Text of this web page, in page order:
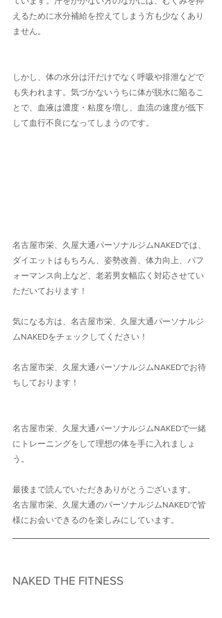
えるために水分補給を控えてしまう方も少なくあり
ません。
しかし、体の水分は汗だけでなく呼吸や排泄などで
も失われます。気づかないうちに体が脱水に陥るこ
とで、血液は濃度・粘度を増し、血流の速度が低下
して血行不良になってしまうのです。
名古屋市栄、久屋大通パーソナルジムNAKEDでは、
ダイエットはもちろん、姿勢改善、体力向上、パフ
ォーマンス向上など、老若男女幅広く対応させてい
ただいております！
気になる方は、名古屋市栄、久屋大通パーソナルジ
ムNAKEDをチェックしてください！
名古屋市栄、久屋大通パーソナルジムNAKEDでお待
ちしております！
名古屋市栄、久屋大通パーソナルジムNAKEDで一緒
にトレーニングをして理想の体を手に入れましょ
う。
最後まで読んでいただきありがとうございます。
名古屋市栄、久屋大通のパーソナルジムNAKEDで皆
様にお会いできるのを楽しみにしています。
NAKED THE FITNESS